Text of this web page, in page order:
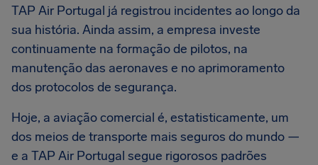
TAP Air Portugal já registrou incidentes ao longo da
sua história. Ainda assim, a empresa investe
continuamente na formação de pilotos, na
manutenção das aeronaves e no aprimoramento
dos protocolos de segurança.
Hoje, a aviação comercial é, estatisticamente, um
dos meios de transporte mais seguros do mundo —
e a TAP Air Portugal segue rigorosos padrões